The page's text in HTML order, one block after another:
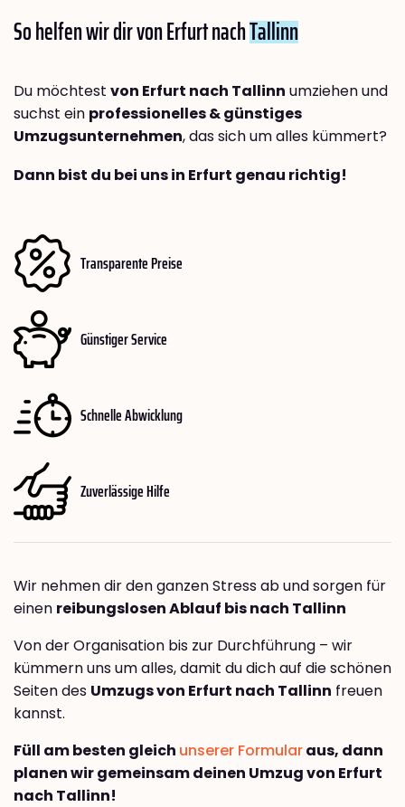
So helfen wir dir von Erfurt nachTallinn
Du möchtest von Erfurt nach Tallinn umziehen und
suchst ein professionelles & günstiges
Umzugsunternehmen, das sich um alles kümmert?
Dann bist du bei uns in Erfurt genau richtig!
Transparente Preise
Günstiger Service
Schnelle Abwicklung
Zuverlässige Hilfe
Wir nehmen dir den ganzen Stress ab und sorgen für
einen reibungslosen Ablauf bis nach Tallinn
Von der Organisation bis zur Durchführung – wir
kümmern uns um alles, damit du dich auf die schönen
Seiten des Umzugs von Erfurt nach Tallinn freuen
kannst.
Füll am besten gleich unserer Formularaus, dann
planen wir gemeinsam deinen Umzug von Erfurt
nach Tallinn!